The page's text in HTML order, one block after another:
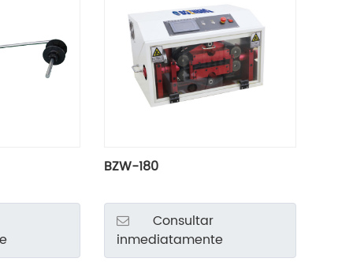
BZW-180
Consultar
inmediatamente